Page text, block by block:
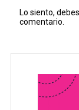
Lo siento,
comentario.